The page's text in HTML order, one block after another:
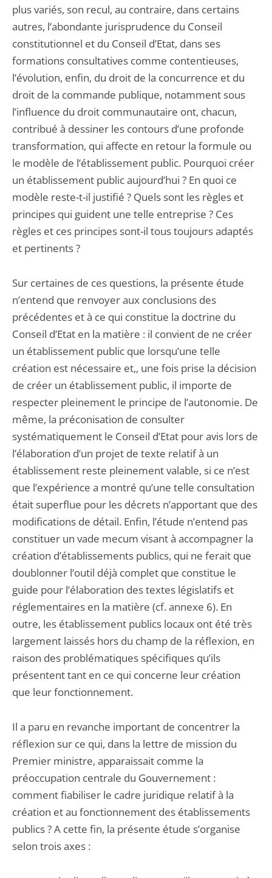
plus variés, son recul, au contraire, dans certains
autres, l’abondante jurisprudence du Conseil
constitutionnel et du Conseil d’Etat, dans ses
formations consultatives comme contentieuses,
l’évolution, enfin, du droit de la concurrence et du
droit de la commande publique, notamment sous
l’influence du droit communautaire ont, chacun,
contribué à dessiner les contours d’une profonde
transformation, qui affecte en retour la formule ou
le modèle de l’établissement public. Pourquoi créer
un établissement public aujourd’hui ? En quoi ce
modèle reste-t-il justifié ? Quels sont les règles et
principes qui guident une telle entreprise ? Ces
règles et ces principes sont-il tous toujours adaptés
et pertinents ?
Sur certaines de ces questions, la présente étude
n’entend que renvoyer aux conclusions des
précédentes et à ce qui constitue la doctrine du
Conseil d’Etat en la matière : il convient de ne créer
un établissement public que lorsqu’une telle
création est nécessaire et,, une fois prise la décision
de créer un établissement public, il importe de
respecter pleinement le principe de l’autonomie. De
même, la préconisation de consulter
systématiquement le Conseil d’Etat pour avis lors de
l’élaboration d’un projet de texte relatif à un
établissement reste pleinement valable, si ce n’est
que l’expérience a montré qu’une telle consultation
était superflue pour les décrets n’apportant que des
modifications de détail. Enfin, l’étude n’entend pas
constituer un vade mecum visant à accompagner la
création d’établissements publics, qui ne ferait que
doublonner l’outil déjà complet que constitue le
guide pour l’élaboration des textes législatifs et
réglementaires en la matière (cf. annexe 6). En
outre, les établissement publics locaux ont été très
largement laissés hors du champ de la réflexion, en
raison des problématiques spécifiques qu’ils
présentent tant en ce qui concerne leur création
que leur fonctionnement.
Il a paru en revanche important de concentrer la
réflexion sur ce qui, dans la lettre de mission du
Premier ministre, apparaissait comme la
préoccupation centrale du Gouvernement :
comment fiabiliser le cadre juridique relatif à la
création et au fonctionnement des établissements
publics ? A cette fin, la présente étude s’organise
selon trois axes :